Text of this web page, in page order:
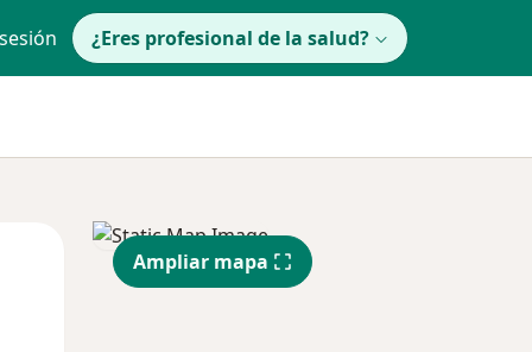
¿Eres profesional de la salud?
Mié
12 Ago
Jue
13 Ago
Ampliar mapa